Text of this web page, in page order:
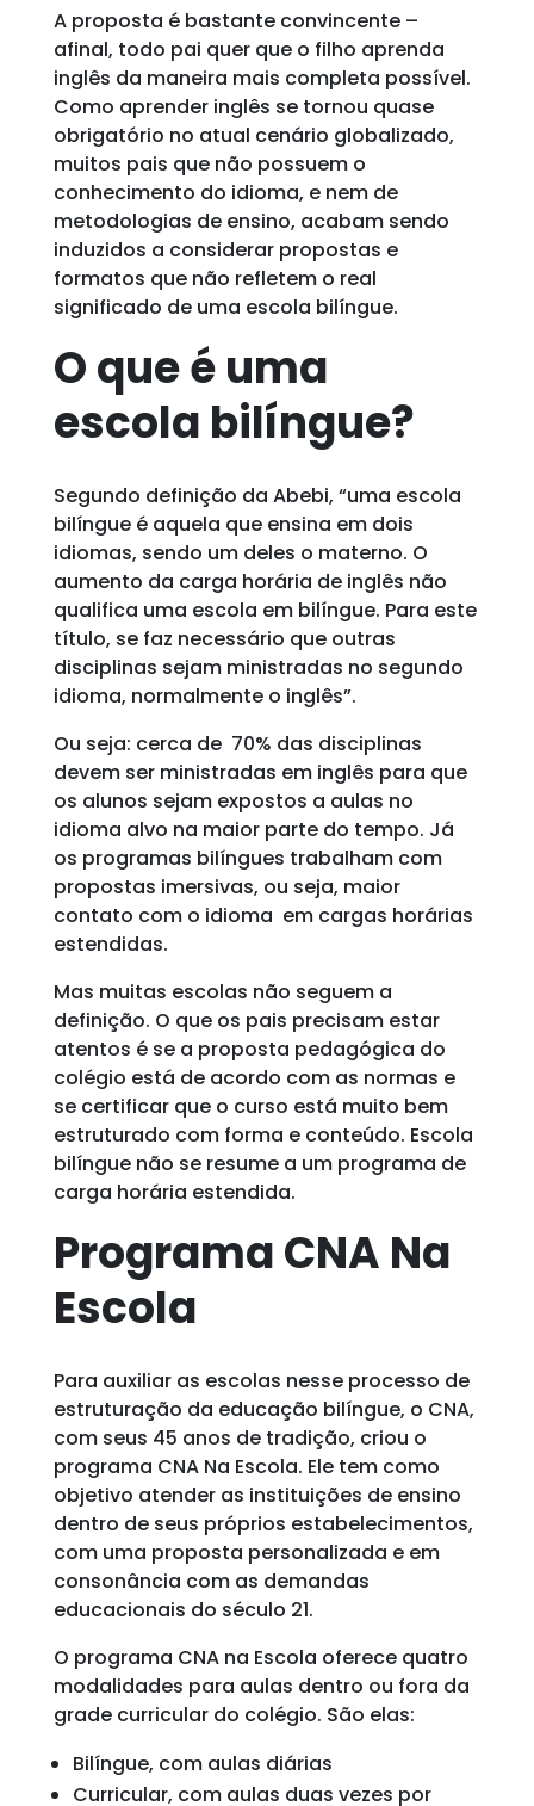
A proposta é bastante convincente –
afinal, todo pai quer que o filho aprenda
inglês da maneira mais completa possível.
Como aprender inglês se tornou quase
obrigatório no atual cenário globalizado,
muitos pais que não possuem o
conhecimento do idioma, e nem de
metodologias de ensino, acabam sendo
induzidos a considerar propostas e
formatos que não refletem o real
significado de uma escola bilíngue.
O que é uma
escola bilíngue?
Segundo definição da Abebi, “uma escola
bilíngue é aquela que ensina em dois
idiomas, sendo um deles o materno. O
aumento da carga horária de inglês não
qualifica uma escola em bilíngue. Para este
título, se faz necessário que outras
disciplinas sejam ministradas no segundo
idioma, normalmente o inglês”.
Ou seja: cerca de 70% das disciplinas
devem ser ministradas em inglês para que
os alunos sejam expostos a aulas no
idioma alvo na maior parte do tempo. Já
os programas bilíngues trabalham com
propostas imersivas, ou seja, maior
contato com o idioma em cargas horárias
estendidas.
Mas muitas escolas não seguem a
definição. O que os pais precisam estar
atentos é se a proposta pedagógica do
colégio está de acordo com as normas e
se certificar que o curso está muito bem
estruturado com forma e conteúdo. Escola
bilíngue não se resume a um programa de
carga horária estendida.
Programa CNA Na
Escola
Para auxiliar as escolas nesse processo de
estruturação da educação bilíngue, o CNA,
com seus 45 anos de tradição, criou o
programa CNA Na Escola. Ele tem como
objetivo atender as instituições de ensino
dentro de seus próprios estabelecimentos,
com uma proposta personalizada e em
consonância com as demandas
educacionais do século 21.
O programa CNA na Escola oferece quatro
modalidades para aulas dentro ou fora da
grade curricular do colégio. São elas:
Bilíngue, com aulas diárias
Curricular, com aulas duas vezes por